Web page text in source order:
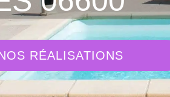
RÉALISATIONS